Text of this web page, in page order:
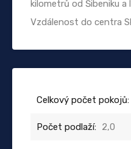
kilometrů od Šibeniku a
Vzdálenost do centra
Celkový počet pokojů:
Počet podlaží: 2,0